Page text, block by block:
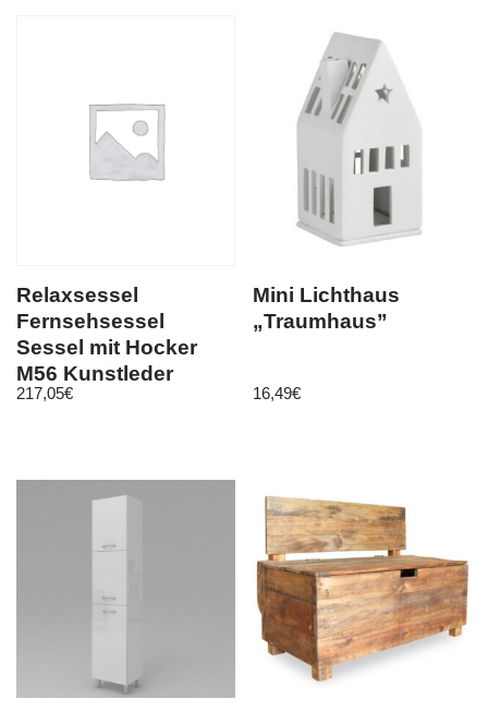
Relaxsessel
Fernsehsessel
Sessel mit Hocker
M56 Kunstleder
217,05€
Mini Lichthaus
„Traumhaus”
16,49€